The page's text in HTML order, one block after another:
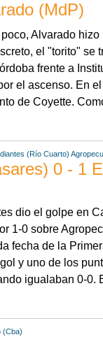
(MdP)
Alvarado
el "torito" se
frente a
el ascenso. En
de Coyette.
(Río Cuarto)
0 - 1
dio el golpe en
1-0 sobre
fecha de la
y uno de los
igualaban 0-0.
(Cba)